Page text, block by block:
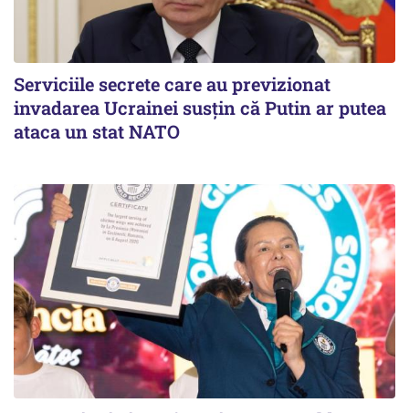
Serviciile secrete care au previzionat
invadarea Ucrainei susțin că Putin ar putea
ataca un stat NATO